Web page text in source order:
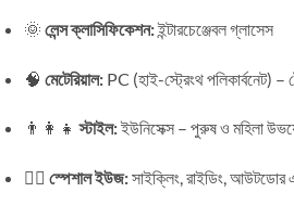
🌞 লেন্স ক্লাসিফিকেশন:ইন্টারচেঞ্জেবল গ্লাসেস
🧠 মেটেরিয়াল:PC (হাই-স্ট্রেংথ পলিকার্বনেট) –
👨‍👩‍👧স্টাইল:ইউনিসেক্স – পুরুষ ও মহিলা
🚴‍♂️ স্পেশাল ইউজ:সাইক্লিং, রাইডিং, আউটডোর